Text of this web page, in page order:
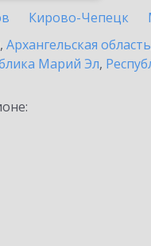
Кирово-Чепецк
, Архангельская область
Марий Эл,